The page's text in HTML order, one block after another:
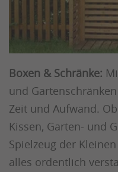
Boxen & Schränke:
und
Zeit und Aufwand.
Kissen, Garten- und
Spielzeug der
alles ordentlich